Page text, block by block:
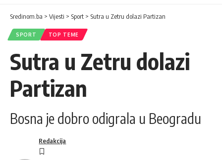
Sredinom.ba > Vijesti > Sport > Sutra u Zetru dolazi Partizan
SPORT TOP TEME
Sutra u Zetru dolazi
Partizan
Bosna je dobro odigrala u Beogradu
Redakcija